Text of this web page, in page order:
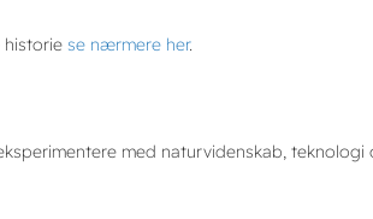
historie se nærmere her.
med naturvidenskab,